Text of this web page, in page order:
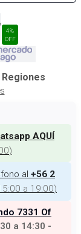
4%
OFF
AQUÍ
)
al +56 2
a 19:00)
7331 Of
a 14:30 -